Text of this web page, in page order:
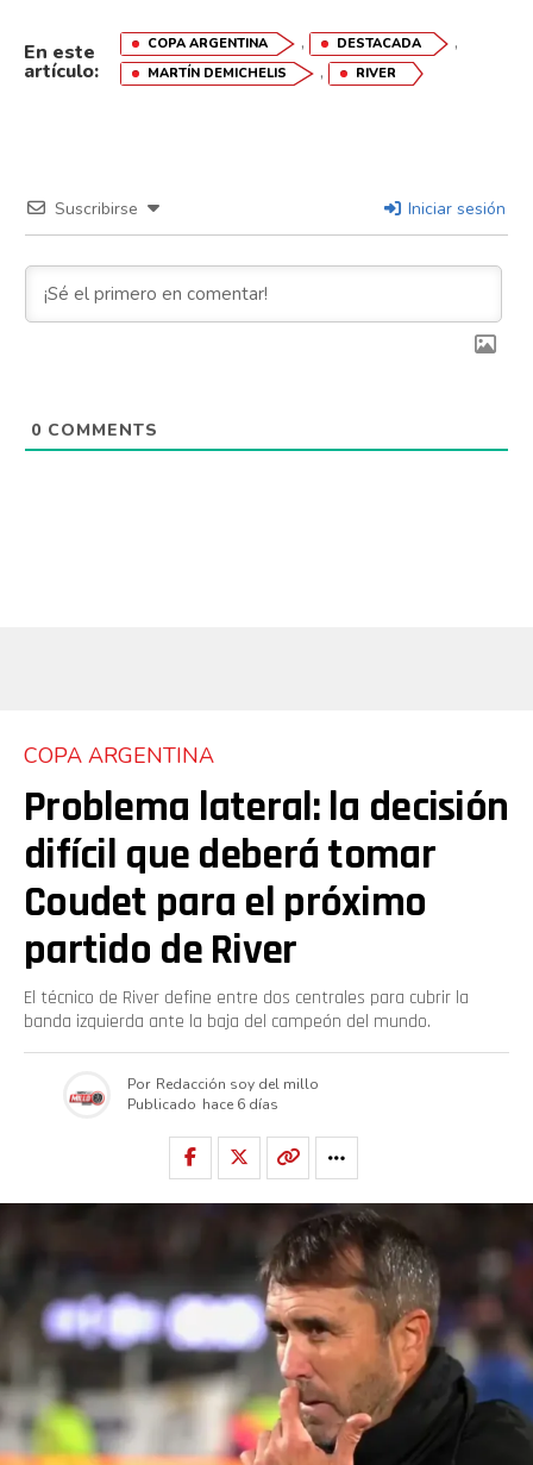
En este
artículo:
COPA ARGENTINA , DESTACADA ,
MARTÍN DEMICHELIS , RIVER
Suscribirse Iniciar sesión
0 COMMENTS
COPA ARGENTINA
Problema lateral: la decisión
difícil que deberá tomar
Coudet para el próximo
partido de River
El técnico de River define entre dos centrales para cubrir la
banda izquierda ante la baja del campeón del mundo.
Por Redacción soy del millo
Publicado hace 6 días